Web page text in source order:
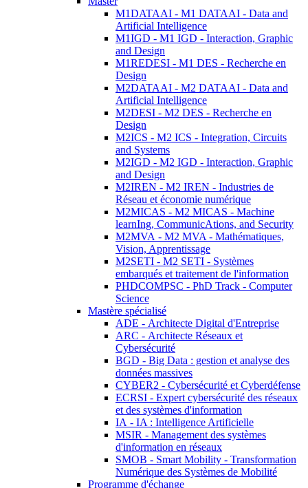
M1DATAAI - M1 DATAAI - Data and
Artificial Intelligence
M1IGD - M1 IGD - Interaction, Graphic
and Design
M1REDESI - M1 DES - Recherche en
Design
M2DATAAI - M2 DATAAI - Data and
Artificial Intelligence
M2DESI - M2 DES - Recherche en
Design
M2ICS - M2 ICS - Integration, Circuits
and Systems
M2IGD - M2 IGD - Interaction, Graphic
and Design
M2IREN - M2 IREN - Industries de
Réseau et économie numérique
M2MICAS - M2 MICAS - Machine
learnIng, CommunicAtions, and Security
M2MVA - M2 MVA - Mathématiques,
Vision, Apprentissage
M2SETI - M2 SETI - Systèmes
embarqués et traitement de l'information
PHDCOMPSC - PhD Track - Computer
Science
Mastère spécialisé
ADE - Architecte Digital d'Entreprise
ARC - Architecte Réseaux et
Cybersécurité
BGD - Big Data : gestion et analyse des
données massives
CYBER2 - Cybersécurité et Cyberdéfense
ECRSI - Expert cybersécurité des réseaux
et des systèmes d'information
IA - IA : Intelligence Artificielle
MSIR - Management des systèmes
d'information en réseaux
SMOB - Smart Mobility - Transformation
Numérique des Systèmes de Mobilité
Programme d'échange